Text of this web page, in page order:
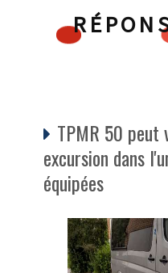
TPMR 50 peut
excursion dans
équipées